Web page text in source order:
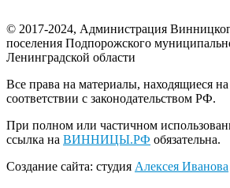
© 2017-2024, Администрация
поселения Подпорожского
Ленинградской области
Все права на материалы, находящиеся
соответствии с законодательством РФ.
При полном или частичном
ссылка на ВИННИЦЫ.РФ обязательна.
Создание сайта: студия Алексея Иванова